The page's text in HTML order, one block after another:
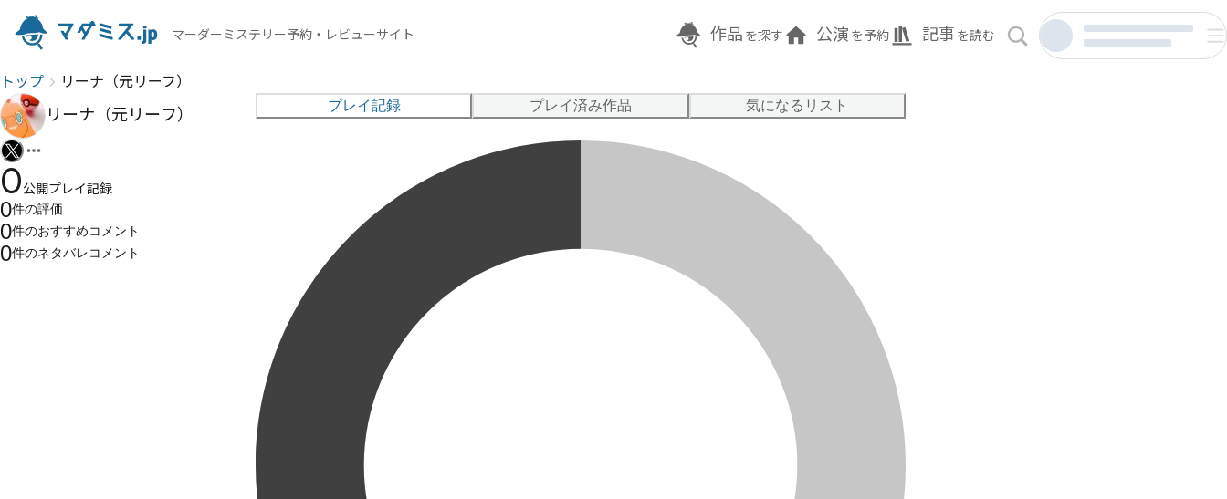
マーダーミステリー予約・レビューサイト 作品 を探す 公演 を予約 記事 を読む
トップ リーナ（元リーフ）
リーナ（元リーフ）
0公開プレイ記録
0件の評価
0件のおすすめコメント
0件のネタバレコメント
プレイ記録 プレイ済み作品 気になるリスト